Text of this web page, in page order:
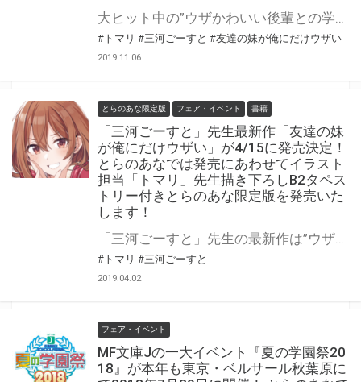
#トマリ #三河ごーすと #友達の妹が俺にだけウザい
2019.11.06
とらのあな限定版 フェア・イベント 書籍
「三河ごーすと」先生最新作「友達の妹
が俺にだけウザい」が4/15に発売決定！
とらのあなでは発売にあわせてイラスト
担当「トマリ」先生描き下ろしB2タペス
トリー付きとらのあな限定版を発売いた
します！
#トマリ #三河ごーすと
2019.04.02
フェア・イベント
MF文庫Jの一大イベント『夏の学園祭20
18』が本年も東京・ベルサール秋葉原に